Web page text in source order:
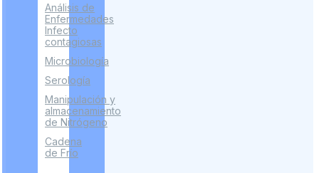
Análisis de
Enfermedades
Infecto
contagiosas
Microbiología
Serología
Manipulación y
almacenamiento
de Nitrógeno
Cadena
de Frío